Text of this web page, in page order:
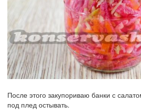
После этого закупориваю банки с
под плед остывать.